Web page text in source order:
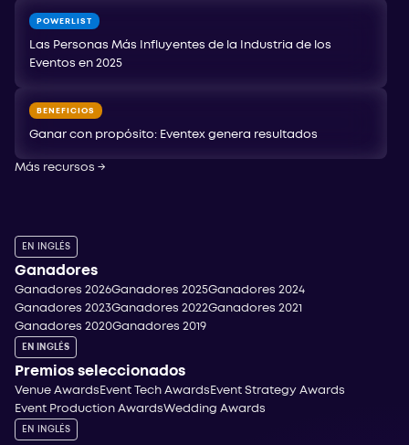
POWERLIST
Las Personas Más Influyentes de la Industria de los
Eventos en 2025
BENEFICIOS
Ganar con propósito: Eventex genera resultados
Más recursos →
EN INGLÉS
Ganadores
Ganadores 2026Ganadores 2025Ganadores 2024
Ganadores 2023Ganadores 2022Ganadores 2021
Ganadores 2020Ganadores 2019
EN INGLÉS
Premios seleccionados
Venue Awards Event Tech Awards Event Strategy Awards
Event Production AwardsWedding Awards
EN INGLÉS